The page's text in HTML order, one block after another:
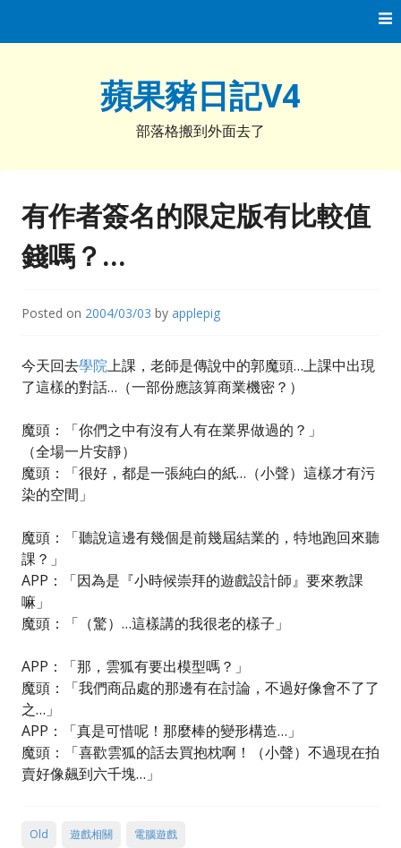
蘋果豬日記V4
部落格搬到外面去了
有作者簽名的限定版有比較值
錢嗎？…
Posted on 2004/03/03 by applepig
今天回去學院上課，老師是傳說中的郭魔頭…上課中出現
了這樣的對話…（一部份應該算商業機密？）
魔頭：「你們之中有沒有人有在業界做過的？」
（全場一片安靜）
魔頭：「很好，都是一張純白的紙…（小聲）這樣才有污
染的空間」
魔頭：「聽說這邊有幾個是前幾屆結業的，特地跑回來聽
課？」
APP：「因為是『小時候崇拜的遊戲設計師』要來教課
嘛」
魔頭：「（驚）…這樣講的我很老的樣子」
APP：「那，雲狐有要出模型嗎？」
魔頭：「我們商品處的那邊有在討論，不過好像會不了了
之…」
APP：「真是可惜呢！那麼棒的變形構造…」
魔頭：「喜歡雲狐的話去買抱枕啊！（小聲）不過現在拍
賣好像飆到六千塊…」
Old 遊戲相關 電腦遊戲